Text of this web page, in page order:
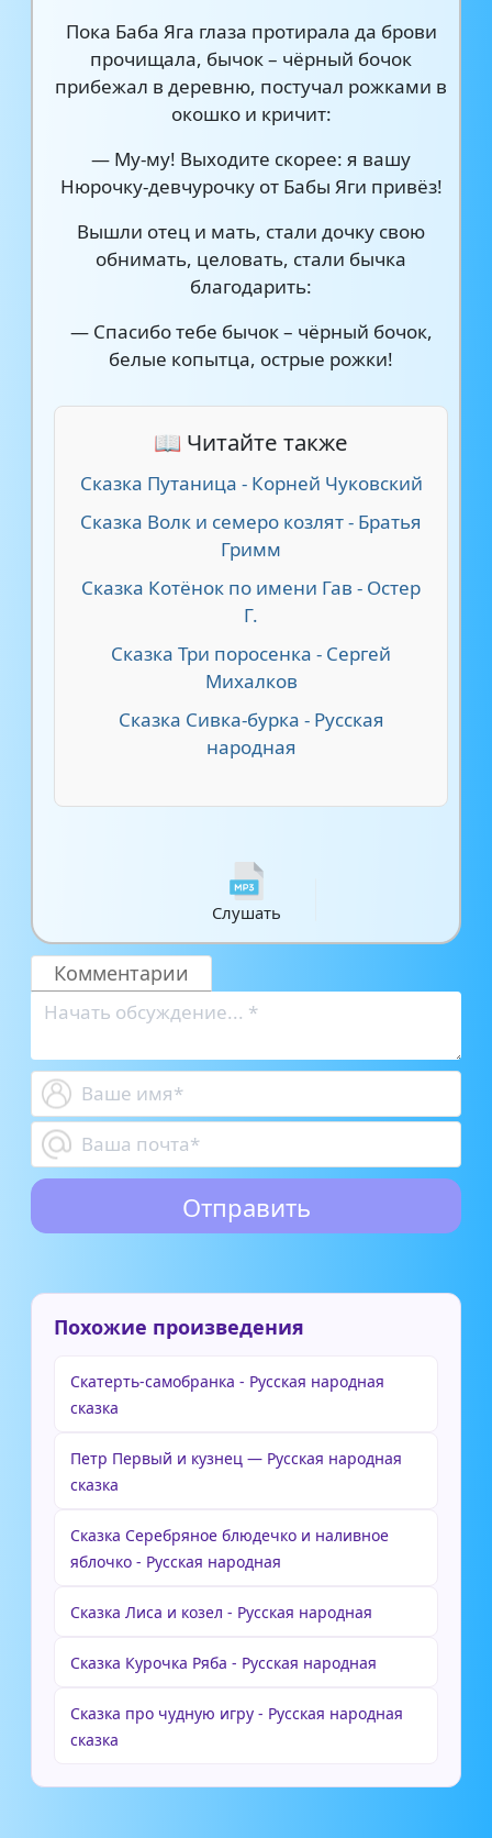
Пока Баба Яга глаза протирала да брови
прочищала, бычок – чёрный бочок
прибежал в деревню, постучал рожками в
окошко и кричит:
— Му-му! Выходите скорее: я вашу
Нюрочку-девчурочку от Бабы Яги привёз!
Вышли отец и мать, стали дочку свою
обнимать, целовать, стали бычка
благодарить:
— Спасибо тебе бычок – чёрный бочок,
белые копытца, острые рожки!
📖 Читайте также
Сказка Путаница - Корней Чуковский
Сказка Волк и семеро козлят - Братья
Гримм
Сказка Котёнок по имени Гав - Остер
Г.
Сказка Три поросенка - Сергей
Михалков
Сказка Сивка-бурка - Русская
народная
Слушать
Комментарии
Похожие произведения
Скатерть-самобранка - Русская народная
сказка
Петр Первый и кузнец — Русская народная
сказка
Сказка Серебряное блюдечко и наливное
яблочко - Русская народная
Сказка Лиса и козел - Русская народная
Сказка Курочка Ряба - Русская народная
Сказка про чудную игру - Русская народная
сказка